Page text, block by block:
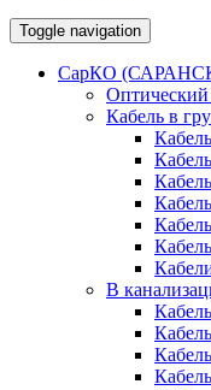
Toggle navigation
СарКО
Кабель в
В